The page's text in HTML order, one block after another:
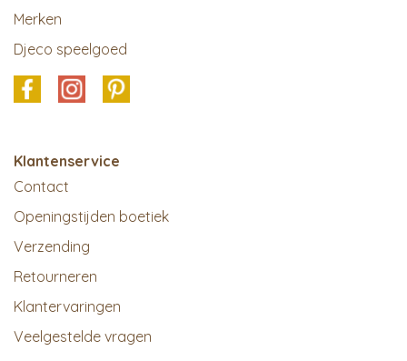
Merken
Djeco speelgoed
Klantenservice
Contact
Openingstijden boetiek
Verzending
Retourneren
Klantervaringen
Veelgestelde vragen